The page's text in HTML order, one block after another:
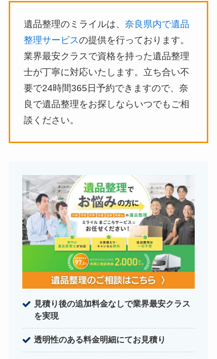
遺品整理のミライルは、奈良県内で遺品
整理サービスの提供を行っております。
業界最安クラスで資格を持った遺品整理
士が丁寧に対応いたします。立ち合い不
要で24時間365日予約できますので、奈
良で遺品整理をお探しならいつでもご相
談ください。
見積り後の追加料金なしで業界最安クラス
を実現
透明性のある料金明細にてお見積り